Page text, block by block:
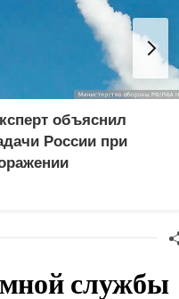
объяснил
России при
службы